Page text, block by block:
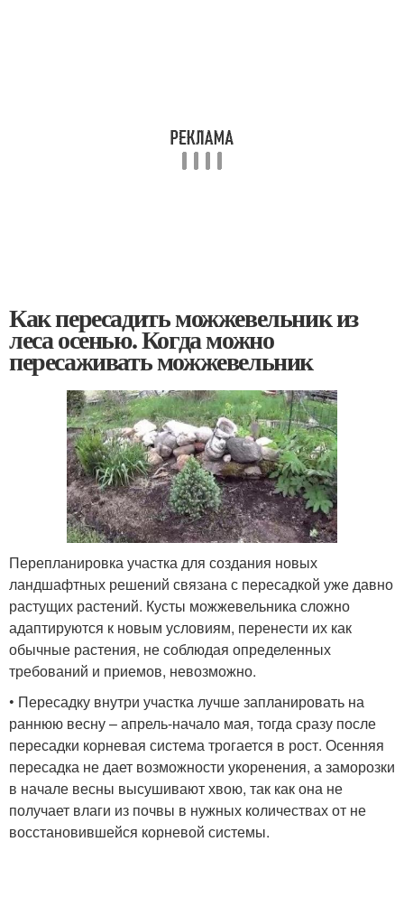
Как пересадить можжевельник из
леса осенью. Когда можно
пересаживать можжевельник
Перепланировка участка для создания новых
ландшафтных решений связана с пересадкой уже давно
растущих растений. Кусты можжевельника сложно
адаптируются к новым условиям, перенести их как
обычные растения, не соблюдая определенных
требований и приемов, невозможно.
• Пересадку внутри участка лучше запланировать на
раннюю весну – апрель-начало мая, тогда сразу после
пересадки корневая система трогается в рост. Осенняя
пересадка не дает возможности укоренения, а заморозки
в начале весны высушивают хвою, так как она не
получает влаги из почвы в нужных количествах от не
восстановившейся корневой системы.